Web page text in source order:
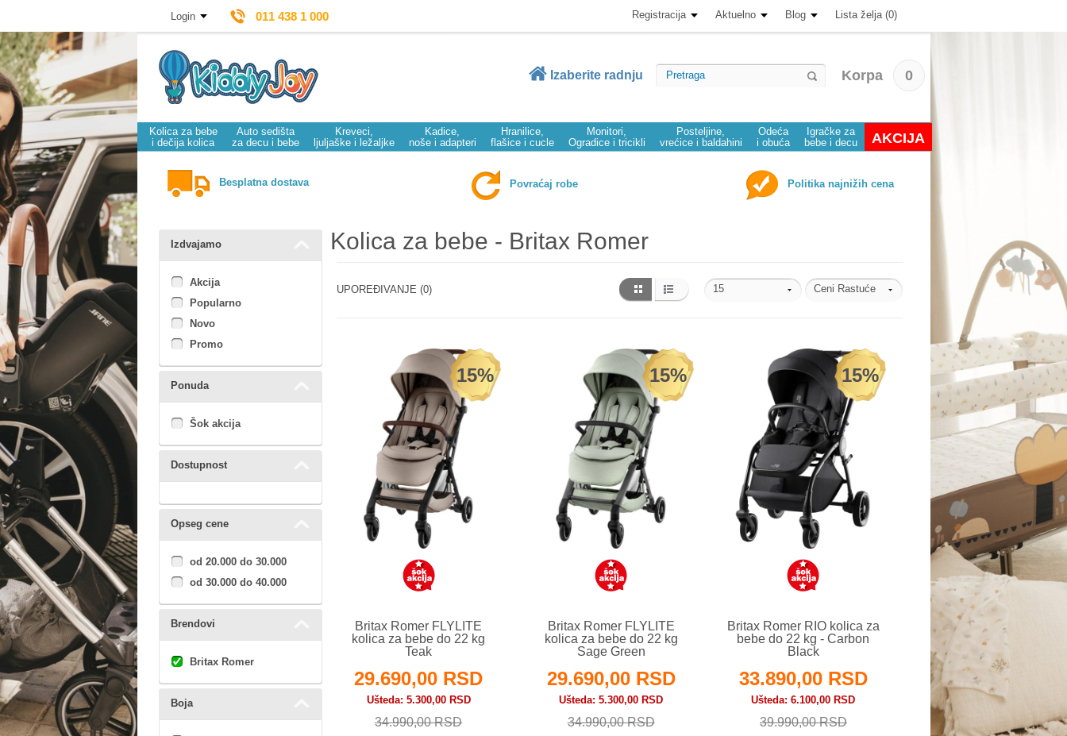
Login 011 438 1 000 Registracija Aktuelno Blog Lista želja (0)
Izaberite radnju Korpa 0
Kolica za bebe
i dečija kolica
Auto sedišta
za decu i bebe
Kreveci,
ljuljaške i ležaljke
Kadice,
noše i adapteri
Hranilice,
flašice i cucle
Monitori,
Ogradice i tricikli
Posteljine,
vrećice i baldahini
Odeća
i obuća
Igračke za
bebe i decu
AKCIJA
Besplatna dostava Povraćaj robe Politika najnižih cena
Izdvajamo
Akcija
Popularno
Novo
Promo
Ponuda
Šok akcija
Dostupnost
Opseg cene
od 20.000 do 30.000
od 30.000 do 40.000
Brendovi
Britax Romer
Boja
Kolica za bebe - Britax Romer
UPOREĐIVANJE (0)
15%
Britax Romer FLYLITE
kolica za bebe do 22 kg
Teak
29.690,00 RSD
Ušteda 5.300,00 RSD
34.990,00 RSD
15%
Britax Romer FLYLITE
kolica za bebe do 22 kg
Sage Green
29.690,00 RSD
Ušteda 5.300,00 RSD
34.990,00 RSD
15%
Britax Romer RIO kolica za
bebe do 22 kg - Carbon
Black
33.890,00 RSD
Ušteda 6.100,00 RSD
39.990,00 RSD